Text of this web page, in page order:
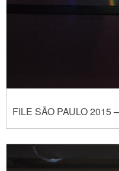
FILE SÃO PAULO 2015